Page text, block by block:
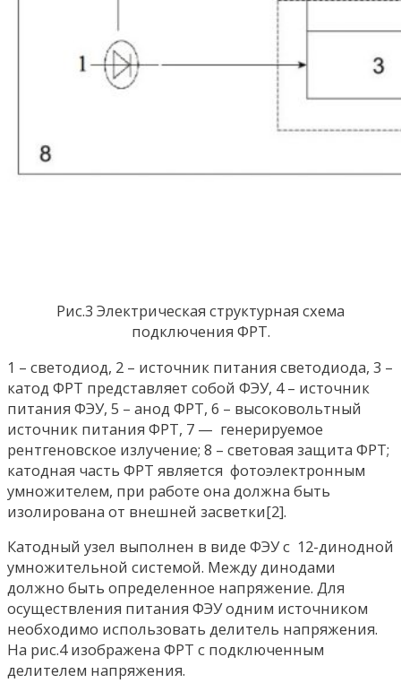
Рис.3 Электрическая структурная схема
подключения ФРТ.
1 – светодиод, 2 – источник питания светодиода, 3 –
катод ФРТ представляет собой ФЭУ, 4 – источник
питания ФЭУ, 5 – анод ФРТ, 6 – высоковольтный
источник питания ФРТ, 7 — генерируемое
рентгеновское излучение; 8 – световая защита ФРТ;
катодная часть ФРТ является фотоэлектронным
умножителем, при работе она должна быть
изолирована от внешней засветки[2].
Катодный узел выполнен в виде ФЭУ с 12-динодной
умножительной системой. Между динодами
должно быть определенное напряжение. Для
осуществления питания ФЭУ одним источником
необходимо использовать делитель напряжения.
На рис.4 изображена ФРТ с подключенным
делителем напряжения.